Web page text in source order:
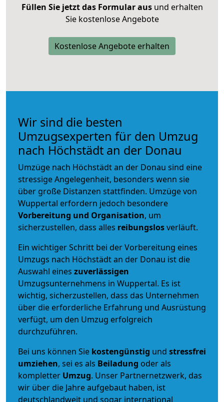
Füllen Sie jetzt das Formular ausund erhalten
Sie kostenlose Angebote
Kostenlose Angebote erhalten
Wir sind die besten
Umzugsexperten für den Umzug
nach Höchstädt an der Donau
Umzüge nach Höchstädt an der Donau sind eine
stressige Angelegenheit, besonders wenn sie
über große Distanzen stattfinden. Umzüge von
Wuppertal erfordern jedoch besondere
Vorbereitung und Organisation, um
sicherzustellen, dass alles reibungslosverläuft.
Ein wichtiger Schritt bei der Vorbereitung eines
Umzugs nach Höchstädt an der Donau ist die
Auswahl eines zuverlässigen
Umzugsunternehmens in Wuppertal. Es ist
wichtig, sicherzustellen, dass das Unternehmen
über die erforderliche Erfahrung und Ausrüstung
verfügt, um den Umzug erfolgreich
durchzuführen.
Bei uns können Sie kostengünstig und stressfrei
umziehen, sei es als Beiladung oder als
kompletter Umzug. Unser Partnernetzwerk, das
wir über die Jahre aufgebaut haben, ist
deutschlandweit und sogar international